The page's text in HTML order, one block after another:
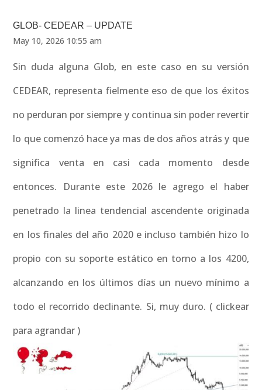
GLOB- CEDEAR – UPDATE
May 10, 2026 10:55 am
Sin duda alguna Glob, en este caso en su versión
CEDEAR, representa fielmente eso de que los éxitos
no perduran por siempre y continua sin poder revertir
lo que comenzó hace ya mas de dos años atrás y que
significa venta en casi cada momento desde
entonces. Durante este 2026 le agrego el haber
penetrado la linea tendencial ascendente originada
en los finales del año 2020 e incluso también hizo lo
propio con su soporte estático en torno a los 4200,
alcanzando en los últimos días un nuevo mínimo a
todo el recorrido declinante. Si, muy duro. ( clickear
para agrandar )